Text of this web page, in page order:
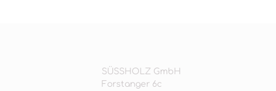
SÜSSHOLZ GmbH
Forstanger 6c